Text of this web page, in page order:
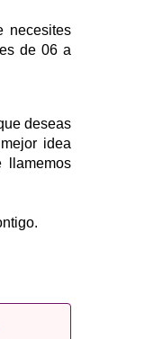
necesites
de 06 a
deseas
idea
llamemos